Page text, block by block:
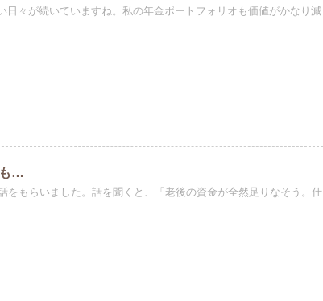
日々が続いていますね。私の年金ポートフォリオも価値がかなり減
…
をもらいました。話を聞くと、「老後の資金が全然足りなそう。仕